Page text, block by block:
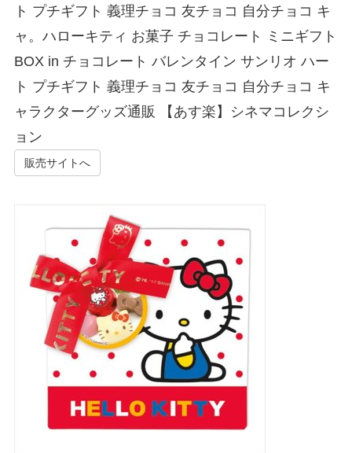
ト プチギフト 義理チョコ 友チョコ 自分チョコ キ
ャ。ハローキティ お菓子 チョコレート ミニギフト
BOX in チョコレート バレンタイン サンリオ ハー
ト プチギフト 義理チョコ 友チョコ 自分チョコ キ
ャラクターグッズ通販 【あす楽】シネマコレクシ
ョン
販売サイトへ